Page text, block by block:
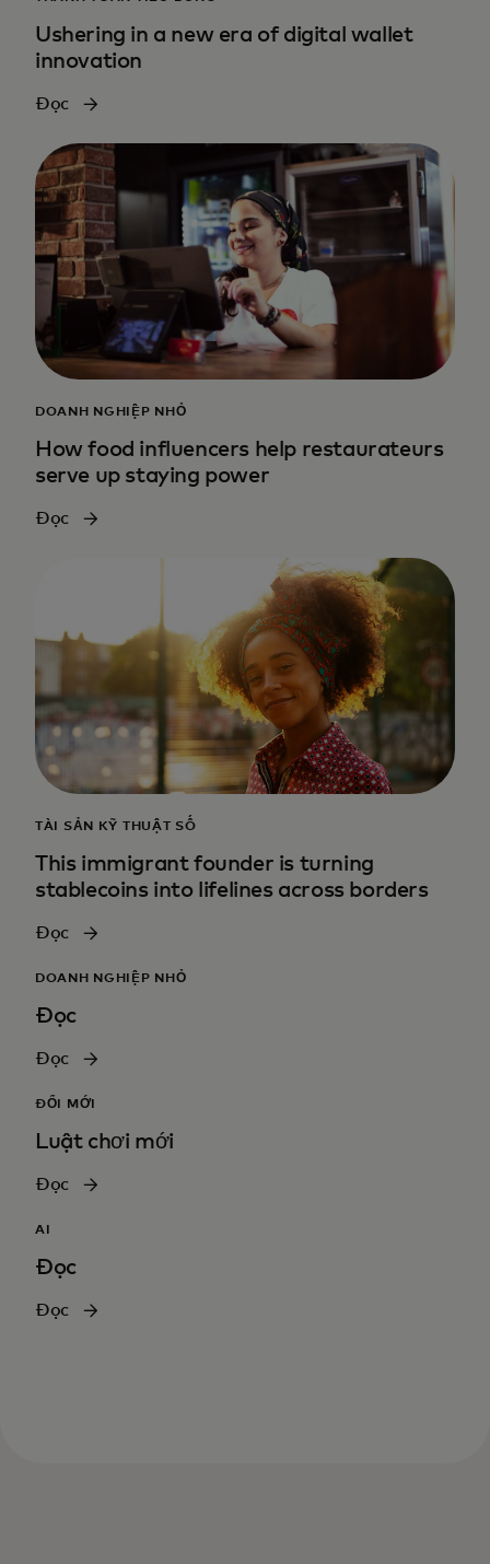
Ushering in a new era of digital wallet
innovation
Đọc
DOANH NGHIỆP NHỎ
How food influencers help restaurateurs
serve up staying power
Đọc
TÀI SẢN KỸ THUẬT SỐ
This immigrant founder is turning
stablecoins into lifelines across borders
Đọc
DOANH NGHIỆP NHỎ
Đọc
Đọc
ĐỔI MỚI
Luật chơi mới
Đọc
AI
Đọc
Đọc